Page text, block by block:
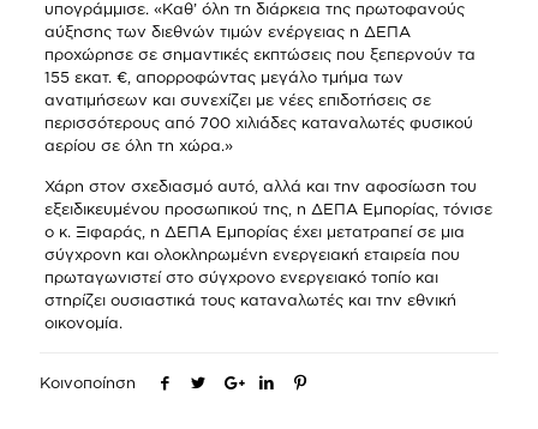
υπογράμμισε. «Καθ’ όλη τη διάρκεια της πρωτοφανούς
αύξησης των διεθνών τιμών ενέργειας η ΔΕΠΑ
προχώρησε σε σημαντικές εκπτώσεις που ξεπερνούν τα
155 εκατ. €, απορροφώντας μεγάλο τμήμα των
ανατιμήσεων και συνεχίζει με νέες επιδοτήσεις σε
περισσότερους από 700 χιλιάδες καταναλωτές φυσικού
αερίου σε όλη τη χώρα.»
Χάρη στον σχεδιασμό αυτό, αλλά και την αφοσίωση του
εξειδικευμένου προσωπικού της, η ΔΕΠΑ Εμπορίας, τόνισε
ο κ. Ξιφαράς, η ΔΕΠΑ Εμπορίας έχει μετατραπεί σε μια
σύγχρονη και ολοκληρωμένη ενεργειακή εταιρεία που
πρωταγωνιστεί στο σύγχρονο ενεργειακό τοπίο και
στηρίζει ουσιαστικά τους καταναλωτές και την εθνική
οικονομία.
Κοινοποίηση